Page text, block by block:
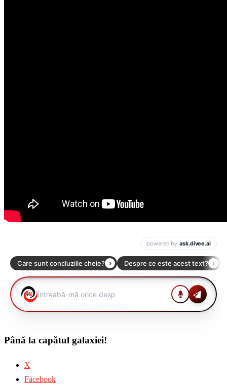
Până la capătul galaxiei!
X
Facebook